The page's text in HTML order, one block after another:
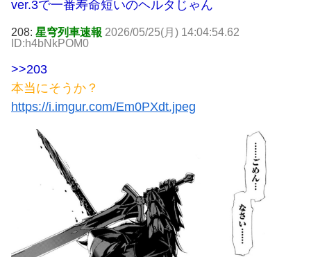
ver.3で一番寿命短いのヘルタじゃん
208: 星穹列車速報 2026/05/25(月) 14:04:54.62
ID:h4bNkPOM0
>>203
本当にそうか？
https://i.imgur.com/Em0PXdt.jpeg